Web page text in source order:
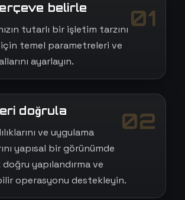
01
belirle
tutarlı bir işletim tarzını
için temel parametreleri ve
ayarlayın.
02
doğrula
ve uygulama
yapısal bir görünümde
yapılandırma ve
operasyonu destekleyin.